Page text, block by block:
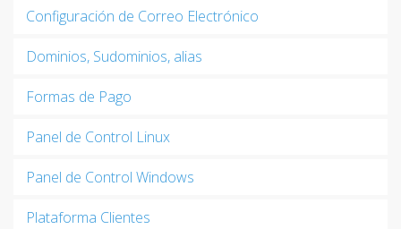
Configuración de Correo Electrónico
Dominios, Sudominios, alias
Formas de Pago
Panel de Control Linux
Panel de Control Windows
Plataforma Clientes